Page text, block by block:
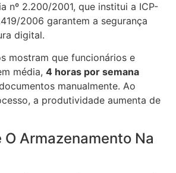
nº 2.200/2001, que institui a ICP-
2006 garantem a segurança
digital.
mostram que funcionários e
média, 4 horas por semana
manualmente. Ao
a produtividade aumenta de
Armazenamento Na